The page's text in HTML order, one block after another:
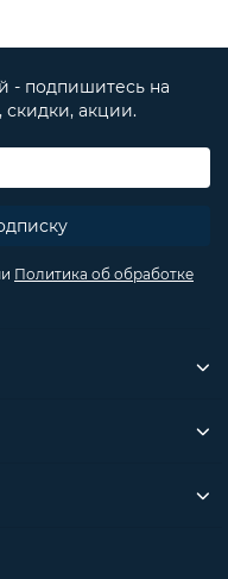
- подпишитесь на
акции.
Политика об обработке